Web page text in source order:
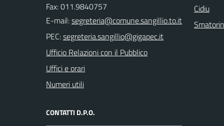
Fax: 011.9840757
E-mail:
PEC:
Ufficio Relazioni con il Pubblico
Uffici e orari
Numeri utili
CONTATTI D.P.O.
Cidiu